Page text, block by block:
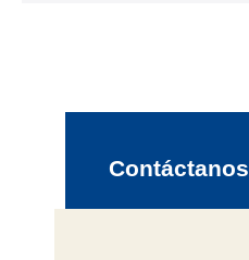
Contáctanos